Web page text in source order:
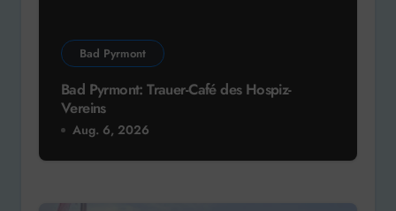
Bad Pyrmont
Bad Pyrmont: Trauer-Café des Hospiz-
Vereins
Aug. 6, 2026